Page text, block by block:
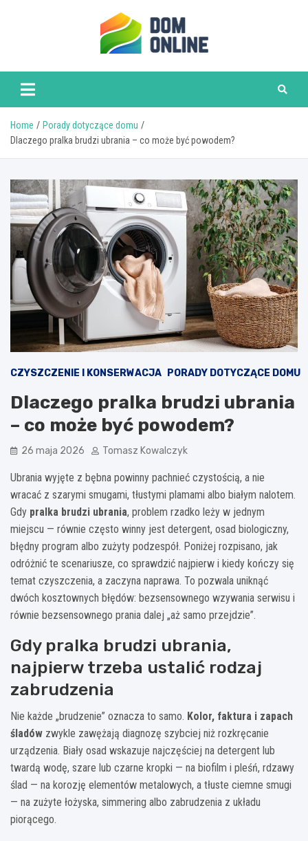
www.domonline.pl
Home
Porady dotyczące domu
Dlaczego pralka brudzi ubrania – co może być powodem?
CZYSZCZENIE I KONSERWACJA PORADY DOTYCZĄCE DOMU
Dlaczego pralka brudzi ubrania
– co może być powodem?
26 maja 2026 Tomasz Kowalczyk
Ubrania wyjęte z bębna powinny pachnieć czystością, a nie
wracać z szarymi smugami, tłustymi plamami albo białym nalotem.
Gdy pralka brudzi ubrania, problem rzadko leży w jednym
miejscu — równie często winny jest detergent, osad biologiczny,
błędny program albo zużyty podzespół. Poniżej rozpisano, jak
odróżnić te scenariusze, co sprawdzić najpierw i kiedy kończy się
temat czyszczenia, a zaczyna naprawa. To pozwala uniknąć
dwóch kosztownych błędów: bezsensownego wzywania serwisu i
równie bezsensownego prania dalej „aż samo przejdzie”.
Gdy pralka brudzi ubrania,
najpierw trzeba ustalić rodzaj
zabrudzenia
Nie każde „brudzenie” oznacza to samo. Kolor, faktura i zapach
śladów zwykle zawężają diagnozę szybciej niż rozkręcanie
urządzenia. Biały osad wskazuje najczęściej na detergent lub
twardą wodę, szare lub czarne kropki — na biofilm i pleśń, rdzawy
ślad — na korozję elementów metalowych, a tłuste ciemne smugi
— na zużyte łożyska, simmering albo zabrudzenia z układu
piorącego.